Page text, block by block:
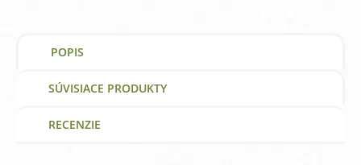
POPIS
SÚVISIACE PRODUKTY
RECENZIE